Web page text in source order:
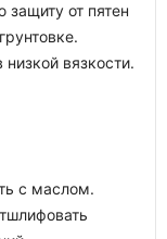
защиту от пятен
вязкости.
с маслом.